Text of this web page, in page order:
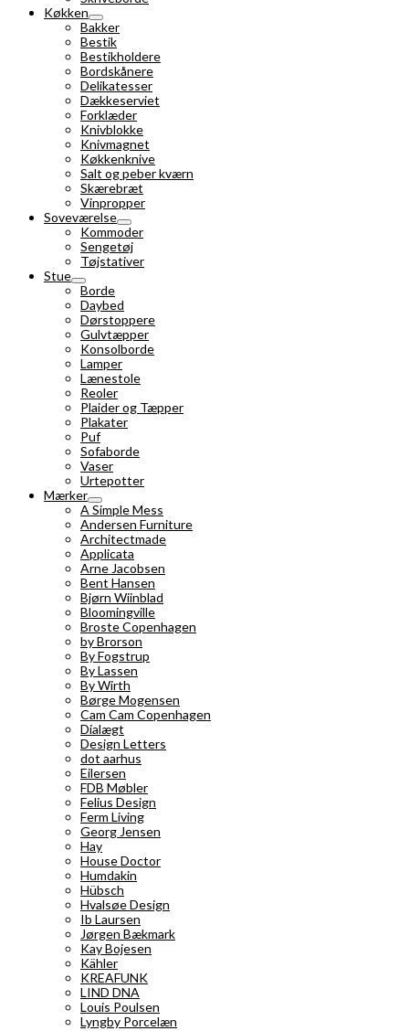
Køkken
Bakker
Bestik
Bestikholdere
Bordskånere
Delikatesser
Dækkeserviet
Forklæder
Knivblokke
Knivmagnet
Køkkenknive
Salt og peber kværn
Skærebræt
Vinpropper
Soveværelse
Kommoder
Sengetøj
Tøjstativer
Stue
Borde
Daybed
Dørstoppere
Gulvtæpper
Konsolborde
Lamper
Lænestole
Reoler
Plaider og Tæpper
Plakater
Puf
Sofaborde
Vaser
Urtepotter
Mærker
A Simple Mess
Andersen Furniture
Architectmade
Applicata
Arne Jacobsen
Bent Hansen
Bjørn Wiinblad
Bloomingville
Broste Copenhagen
by Brorson
By Fogstrup
By Lassen
By Wirth
Børge Mogensen
Cam Cam Copenhagen
Dialægt
Design Letters
dot aarhus
Eilersen
FDB Møbler
Felius Design
Ferm Living
Georg Jensen
Hay
House Doctor
Humdakin
Hübsch
Hvalsøe Design
Ib Laursen
Jørgen Bækmark
Kay Bojesen
Kähler
KREAFUNK
LIND DNA
Louis Poulsen
Lyngby Porcelæn